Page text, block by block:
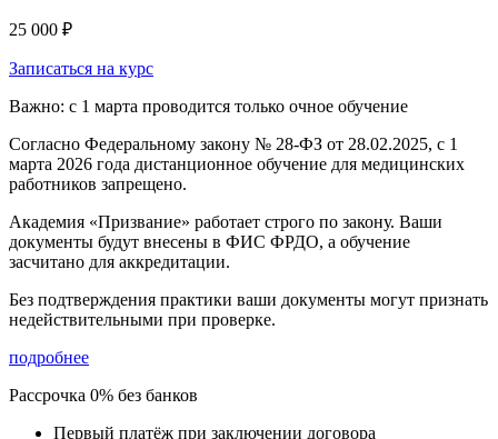
25 000 ₽
Записаться на курс
Важно: с 1 марта проводится только очное обучение
Согласно Федеральному закону № 28-ФЗ от 28.02.2025, с 1
марта 2026 года дистанционное обучение для медицинских
работников запрещено.
Академия «Призвание» работает строго по закону. Ваши
документы будут внесены в ФИС ФРДО, а обучение
засчитано для аккредитации.
Без подтверждения практики ваши документы могут признать
недействительными при проверке.
подробнее
Рассрочка 0% без банков
Первый платёж при заключении договора